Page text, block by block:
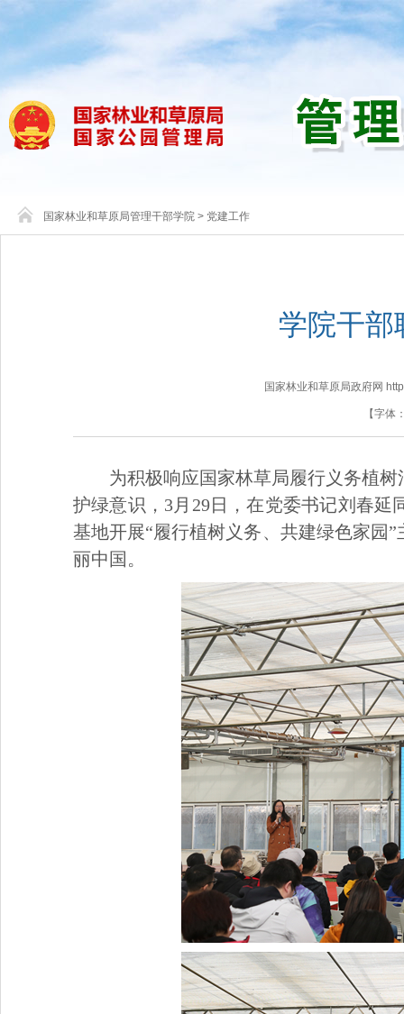
国家林业和草原局管理干部学院 > 党建工作
学院干部
国家林业和草原局政府网
【字体
为积极响应国家林草局履行义务植
护绿意识，3月29日，在党委书记刘春
基地开展“履行植树义务、共建绿色家园
丽中国。